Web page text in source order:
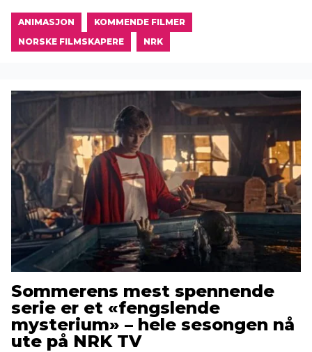
ANIMASJON
KOMMENDE FILMER
NORSKE FILMSKAPERE
NRK
Sommerens mest spennende
serie er et «fengslende
mysterium» – hele sesongen nå
ute på NRK TV